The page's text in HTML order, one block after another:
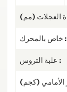
خاص بالمحرك :
علبة التروس :